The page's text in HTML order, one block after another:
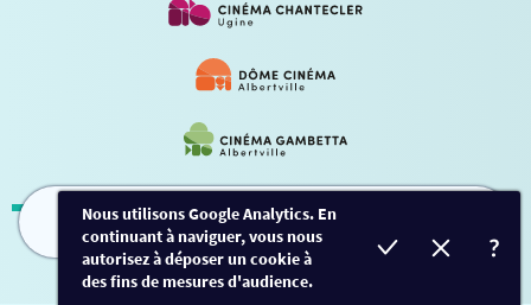
FILMS HORAIRES EVÈNEMENTS TARIFS
Mentions légales Contact
Conception et développement Créalp - Inscription
Nous utilisons Google Analytics. En
continuant à naviguer, vous nous
autorisez à déposer un cookie à
des fins de mesures d'audience.